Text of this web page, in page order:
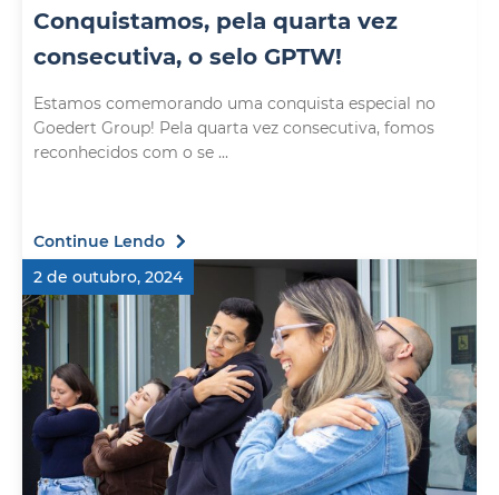
Conquistamos, pela quarta vez
consecutiva, o selo GPTW!
Estamos comemorando uma conquista especial no
Goedert Group! Pela quarta vez consecutiva, fomos
reconhecidos com o se ...
Continue Lendo
2 de outubro, 2024